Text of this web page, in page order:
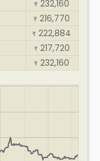
₹ 232,160
₹ 216,770
₹ 222,884
₹ 217,720
₹ 232,160